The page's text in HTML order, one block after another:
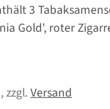
3
Gold', roter
zzgl. Versand